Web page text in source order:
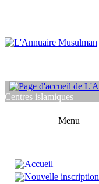
Centres islamiques
Menu
Accueil
Nouvelle inscription